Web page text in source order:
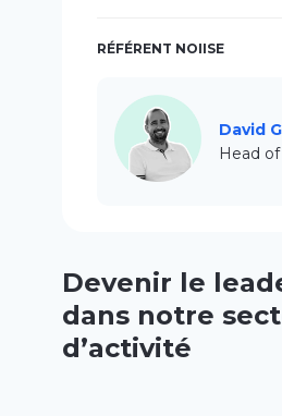
RÉFÉRENT NOIISE
David
Head of
Devenir le
dans notre
d’activité